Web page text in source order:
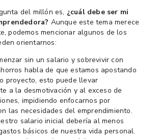
del millón es, ¿cuál debe ser mi
Aunque este tema merece
podemos mencionar algunos de los
orientarnos:
sin un salario y sobrevivir con
habla de que estamos apostando
proyecto, esto puede llevar
a la desmotivación y al exceso de
impidiendo enfocarnos por
las necesidades del emprendimiento.
salario inicial debería al menos
básicos de nuestra vida personal.